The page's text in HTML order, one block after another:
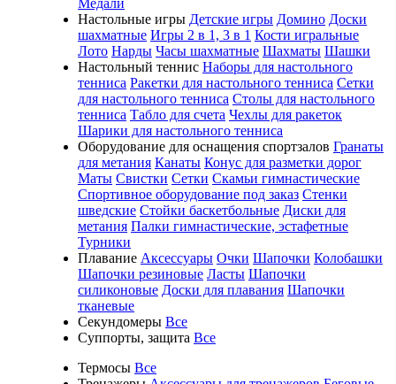
Медали
Настольные игры Детские игры Домино Доски
шахматные Игры 2 в 1, 3 в 1 Кости игральные
Лото Нарды Часы шахматные Шахматы Шашки
Настольный теннис Наборы для настольного
тенниса Ракетки для настольного тенниса Сетки
для настольного тенниса Столы для настольного
тенниса Табло для счета Чехлы для ракеток
Шарики для настольного тенниса
Оборудование для оснащения спортзалов Гранаты
для метания Канаты Конус для разметки дорог
Маты Свистки Сетки Скамьи гимнастические
Спортивное оборудование под заказ Стенки
шведские Стойки баскетбольные Диски для
метания Палки гимнастические, эстафетные
Турники
Плавание Аксессуары Очки Шапочки Колобашки
Шапочки резиновые Ласты Шапочки
силиконовые Доски для плавания Шапочки
тканевые
Секундомеры Все
Суппорты, защита Все
Термосы Все